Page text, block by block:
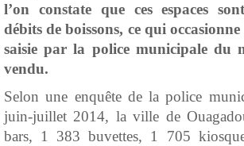
l’on constate que ces espaces
débits de boissons, ce qui
saisie par la police municipale du
vendu.
Selon une enquête de la police
juin-juillet 2014, la ville de
bars, 1 383 buvettes, 1 705